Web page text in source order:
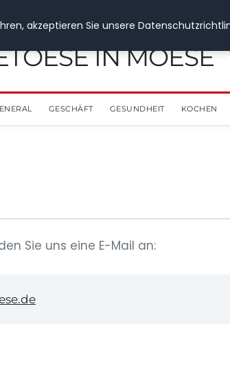
IN MOESE
GESCHÄFT GESUNDHEIT KOCHEN
Sie uns eine E-Mail an:
akzeptieren Sie unsere